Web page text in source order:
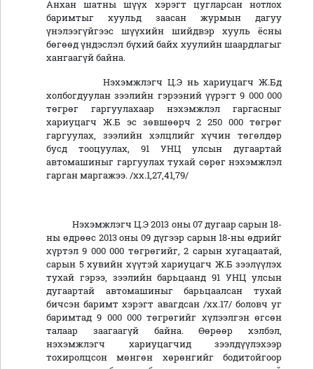
Анхан шатны шүүх хэрэгт цугларсан нотлох
баримтыг хуульд заасан журмын дагуу
үнэлээгүйгээс шүүхийн шийдвэр хууль ёсны
бөгөөд үндэслэл бүхий байх хуулийн шаардлагыг
хангаагүй байна.
Нэхэмжлэгч Ц.Э нь хариуцагч Ж.Бд
холбогдуулан зээлийн гэрээний үүрэгт 9 000 000
төгрөг гаргуулахаар нэхэмжлэл гаргасныг
хариуцагч Ж.Б эс зөвшөөрч 2 250 000 төгрөг
гаргуулах, зээлийн хэлцлийг хүчин төгөлдөр
бусд тооцуулах, 91 УНЦ улсын дугаартай
автомашиныг гаргуулах тухай сөрөг нэхэмжлэл
гарган маргажээ. /хх.1,27,41,79/
Нэхэмжлэгч Ц.Э 2013 оны 07 дугаар сарын 18-
ны өдрөөс 2013 оны 09 дүгээр сарын 18-ны өдрийг
хүртэл 9 000 000 төгрөгийг, 2 сарын хугацаатай,
сарын 5 хувийн хүүтэй хариуцагч Ж.Б зээлүүлэх
тухай гэрээ, зээлийн барьцаанд 91 УНЦ улсын
дугаартай автомашиныг барьцаалсан тухай
бичсэн баримт хэрэгт авагдсан /хх.17/ боловч уг
баримтад 9 000 000 төгрөгийг хүлээлгэн өгсөн
талаар заагаагүй байна. Өөрөөр хэлбэл,
нэхэмжлэгч хариуцагчид зээлдүүлэхээр
тохиролцсон мөнгөн хөрөнгийг бодитойгоор